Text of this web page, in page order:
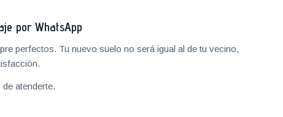
por WhatsApp
perfectos. Tu nuevo suelo no será igual al de tu vecino,
atenderte.